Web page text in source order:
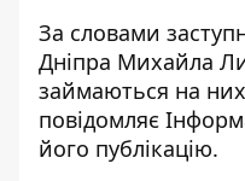
За словами
Дніпра Михайла
займаються на
повідомляє
його публікацію.